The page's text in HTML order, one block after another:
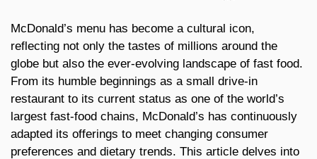
McDonald’s menu has become a cultural icon,
reflecting not only the tastes of millions around the
globe but also the ever-evolving landscape of fast food.
From its humble beginnings as a small drive-in
restaurant to its current status as one of the world’s
largest fast-food chains, McDonald’s has continuously
adapted its offerings to meet changing consumer
preferences and dietary trends. This article delves into